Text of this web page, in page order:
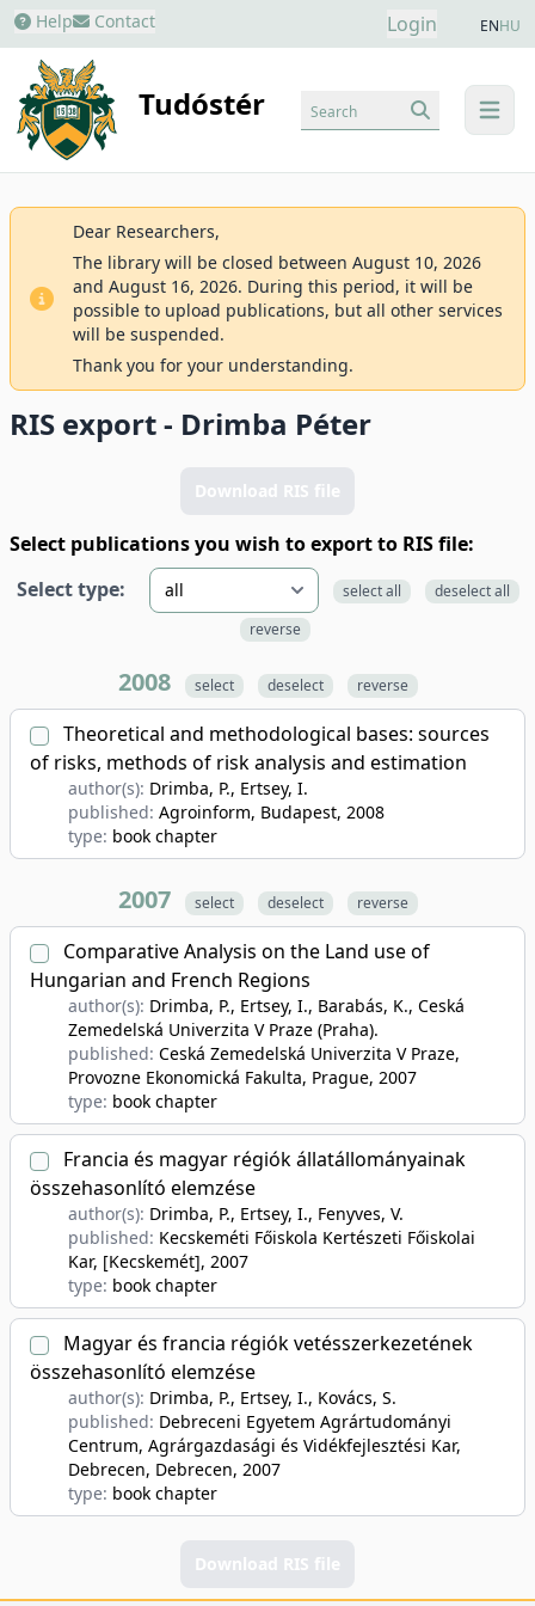
Help Contact Login ENHU
Tudóstér menu
Search
Dear Researchers,
The library will be closed between August 10, 2026
and August 16, 2026. During this period, it will be
possible to upload publications, but all other services
will be suspended.
Thank you for your understanding.
RIS export - Drimba Péter
Download RIS file
Select publications you wish to export to RIS file:
Select type:
select all
deselect all
reverse
2008 select deselect reverse
Theoretical and methodological bases: sources
of risks, methods of risk analysis and estimation
author(s): Drimba, P., Ertsey, I.
published: Agroinform, Budapest, 2008
type: book chapter
2007 select deselect reverse
Comparative Analysis on the Land use of
Hungarian and French Regions
author(s): Drimba, P., Ertsey, I., Barabás, K., Ceská
Zemedelská Univerzita V Praze (Praha).
published: Ceská Zemedelská Univerzita V Praze,
Provozne Ekonomická Fakulta, Prague, 2007
type: book chapter
Francia és magyar régiók állatállományainak
összehasonlító elemzése
author(s): Drimba, P., Ertsey, I., Fenyves, V.
published: Kecskeméti Főiskola Kertészeti Főiskolai
Kar, [Kecskemét], 2007
type: book chapter
Magyar és francia régiók vetésszerkezetének
összehasonlító elemzése
author(s): Drimba, P., Ertsey, I., Kovács, S.
published: Debreceni Egyetem Agrártudományi
Centrum, Agrárgazdasági és Vidékfejlesztési Kar,
Debrecen, Debrecen, 2007
type: book chapter
Download RIS file